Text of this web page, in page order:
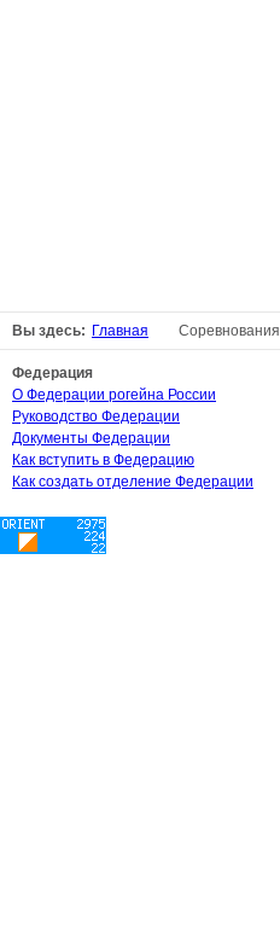
Вы здесь: Главная Соревнования
Федерация
О Федерации рогейна России
Руководство Федерации
Документы Федерации
Как вступить в Федерацию
Как создать отделение Федерации